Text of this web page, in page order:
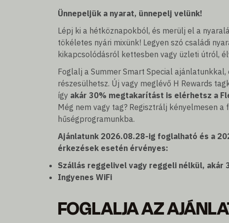
Ünnepeljük a nyarat, ünnepelj velünk!
Lépj ki a hétköznapokból, és merülj el a
tökéletes nyári mixünk! Legyen szó családi
kikapcsolódásról kettesben vagy üzleti útról,
Foglalj a Summer Smart Special ajánlatunkkal,
részesülhetsz. Új vagy meglévő H Rewards
így akár 30% megtakarítást is elérhetsz a
Még nem vagy tag? Regisztrálj kényelmesen
hűségprogramunkba.
Ajánlatunk 2026.08.28-ig foglalható és a
érkezések esetén érvényes:
Szállás reggelivel vagy reggeli nélkül, akár
Ingyenes WiFi
FOGLALJA AZ